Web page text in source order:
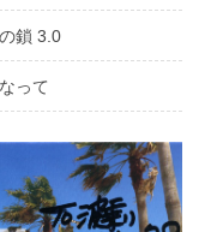
鎖 3.0
って